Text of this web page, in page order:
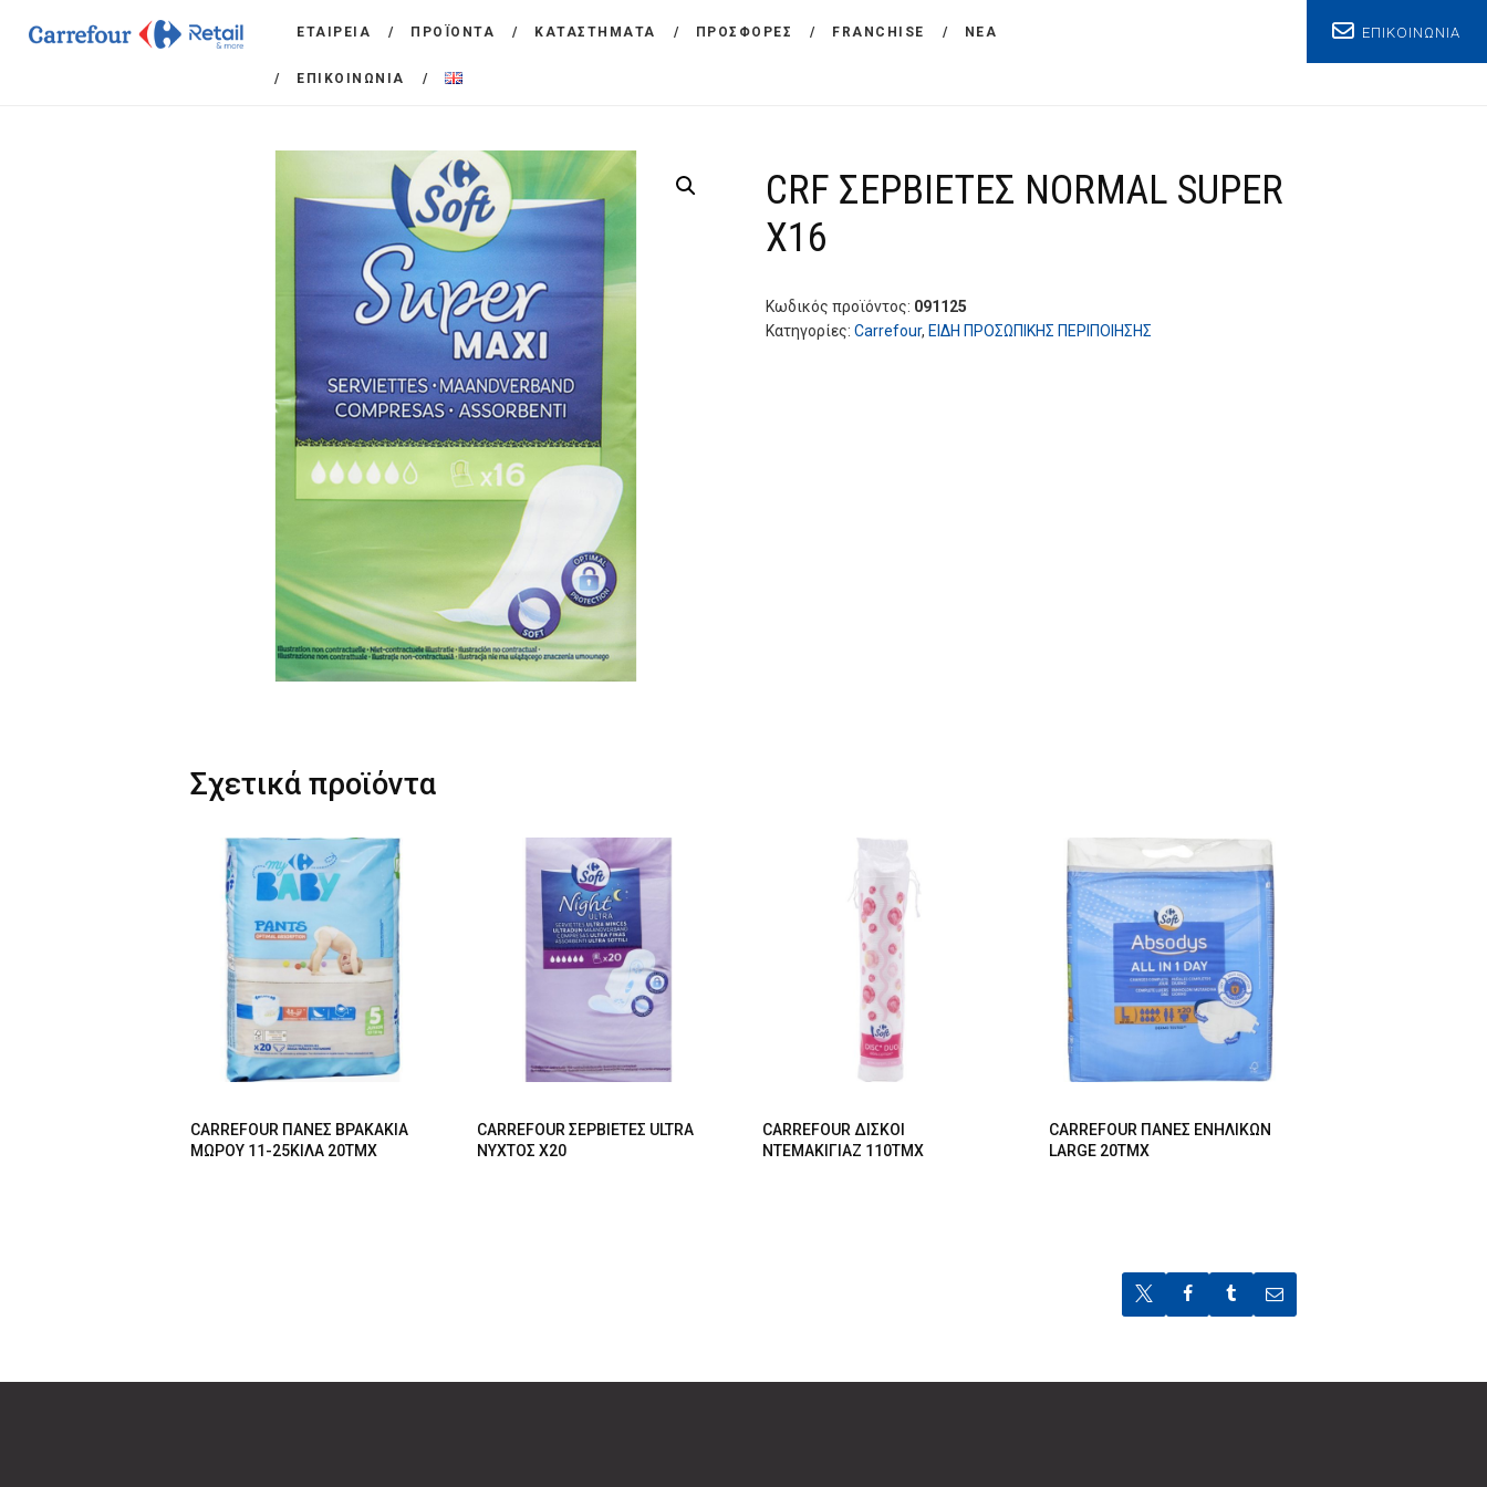
ΕΤΑΙΡΕΙΑ ΠΡΟΪΟΝΤΑ ΚΑΤΑΣΤΗΜΑΤΑ ΠΡΟΣΦΟΡΕΣ FRANCHISE ΝΕΑ
ΕΠΙΚΟΙΝΩΝΙΑ
ΕΠΙΚΟΙΝΩΝΙΑ
ΕΤΑΙΡΕΙΑ
ΠΡΟΣΦΟΡΕΣ
FRANCHISE
ΝΕΑ
ΕΠΙΚΟΙΝΩΝΙΑ
CRF ΣΕΡΒΙΕΤEΣ NORMAL SUPER
X16
Κωδικός προϊόντος: 091125
Κατηγορίες: Carrefour, ΕΙΔΗ ΠΡΟΣΩΠΙΚΗΣ ΠΕΡΙΠΟΙΗΣΗΣ
Σχετικά προϊόντα
CARREFOUR ΠΑΝΕΣ ΒΡΑΚΑΚΙΑ
ΜΩΡΟΥ 11-25ΚΙΛΑ 20ΤΜΧ
CARREFOUR ΣΕΡΒΙΕΤΕΣ ULTRA
NYXTOΣ X20
CARREFOUR ΔΙΣΚΟΙ
ΝΤΕΜΑΚΙΓΙΑΖ 110ΤΜΧ
CARREFOUR ΠΑΝΕΣ ΕΝΗΛΙΚΩΝ
LARGE 20ΤΜΧ